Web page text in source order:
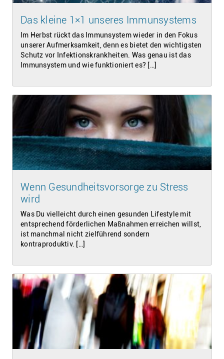
Das kleine 1×1 unseres Immunsystems
Im Herbst rückt das Immunsystem wieder in den Fokus
unserer Aufmerksamkeit, denn es bietet den wichtigsten
Schutz vor Infektionskrankheiten. Was genau ist das
Immunsystem und wie funktioniert es? […]
Wenn Gesundheitsvorsorge zu Stress
wird
Was Du vielleicht durch einen gesunden Lifestyle mit
entsprechend förderlichen Maßnahmen erreichen willst,
ist manchmal nicht zielführend sondern
kontraproduktiv. […]